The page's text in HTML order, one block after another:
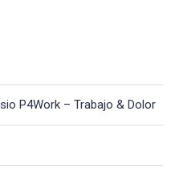
P4Work – Trabajo & Dolor